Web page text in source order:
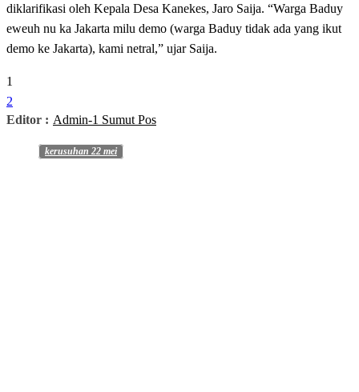
diklarifikasi oleh Kepala Desa Kanekes, Jaro Saija. “Warga Baduy
eweuh nu ka Jakarta milu demo (warga Baduy tidak ada yang ikut
demo ke Jakarta), kami netral,” ujar Saija.
1
2
Editor : Admin-1 Sumut Pos
kerusuhan 22 mei